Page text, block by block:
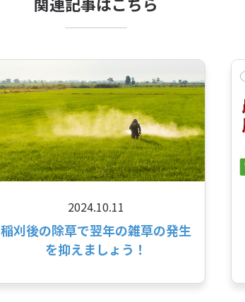
2024.10.11
稲刈後の除草で翌年の雑草の発生
を抑えましょう！